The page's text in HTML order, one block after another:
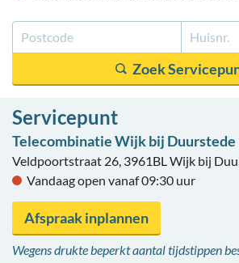
Servicepunt
Telecombinatie Wijk bij Duurstede
Veldpoortstraat 26, 3961BL Wijk bij
Vandaag open vanaf 09:30 uur
Afspraak inplannen
Wegens drukte beperkt aantal tijdstippen